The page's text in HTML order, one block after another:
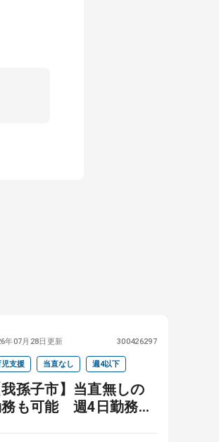
年07月28日更新 300426297
児支援 当直なし 週4以下
我孫子市】当直無しの
も可能 週4日勤務も